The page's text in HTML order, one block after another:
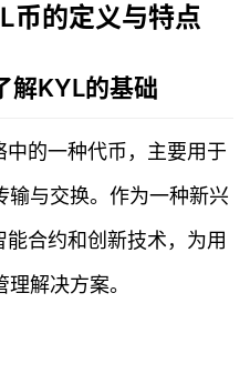
币的定义与特点
解KYL的基础
的一种代币，主要用于
输与交换。作为一种新兴
合约和创新技术，为用
解决方案。